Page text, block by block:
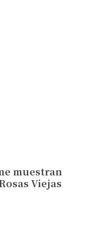
muestran
Viejas